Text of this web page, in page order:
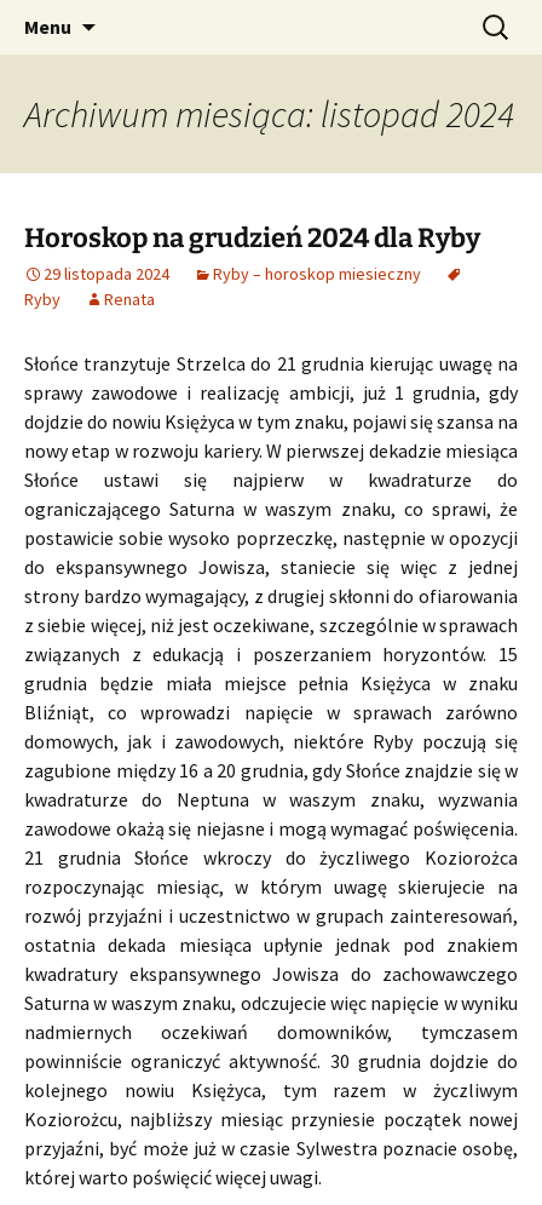
CzaroMarowy horoskop
dzienny, miesięczny i
tygodniowy
Profesjonalne przepowiednie astrologiczne
Menu Szukaj:
Archiwum miesiąca: listopad 2024
Horoskop na grudzień 2024 dla Ryby
29 listopada 2024
Ryby – horoskop miesieczny
Ryby
Renata
Słońce tranzytuje Strzelca do 21 grudnia kierując uwagę na
sprawy zawodowe i realizację ambicji, już 1 grudnia, gdy
dojdzie do nowiu Księżyca w tym znaku, pojawi się szansa na
nowy etap w rozwoju kariery. W pierwszej dekadzie miesiąca
Słońce ustawi się najpierw w kwadraturze do
ograniczającego Saturna w waszym znaku, co sprawi, że
postawicie sobie wysoko poprzeczkę, następnie w opozycji
do ekspansywnego Jowisza, staniecie się więc z jednej
strony bardzo wymagający, z drugiej skłonni do ofiarowania
z siebie więcej, niż jest oczekiwane, szczególnie w sprawach
związanych z edukacją i poszerzaniem horyzontów. 15
grudnia będzie miała miejsce pełnia Księżyca w znaku
Bliźniąt, co wprowadzi napięcie w sprawach zarówno
domowych, jak i zawodowych, niektóre Ryby poczują się
zagubione między 16 a 20 grudnia, gdy Słońce znajdzie się w
kwadraturze do Neptuna w waszym znaku, wyzwania
zawodowe okażą się niejasne i mogą wymagać poświęcenia.
21 grudnia Słońce wkroczy do życzliwego Koziorożca
rozpoczynając miesiąc, w którym uwagę skierujecie na
rozwój przyjaźni i uczestnictwo w grupach zainteresowań,
ostatnia dekada miesiąca upłynie jednak pod znakiem
kwadratury ekspansywnego Jowisza do zachowawczego
Saturna w waszym znaku, odczujecie więc napięcie w wyniku
nadmiernych oczekiwań domowników, tymczasem
powinniście ograniczyć aktywność. 30 grudnia dojdzie do
kolejnego nowiu Księżyca, tym razem w życzliwym
Koziorożcu, najbliższy miesiąc przyniesie początek nowej
przyjaźni, być może już w czasie Sylwestra poznacie osobę,
której warto poświęcić więcej uwagi.